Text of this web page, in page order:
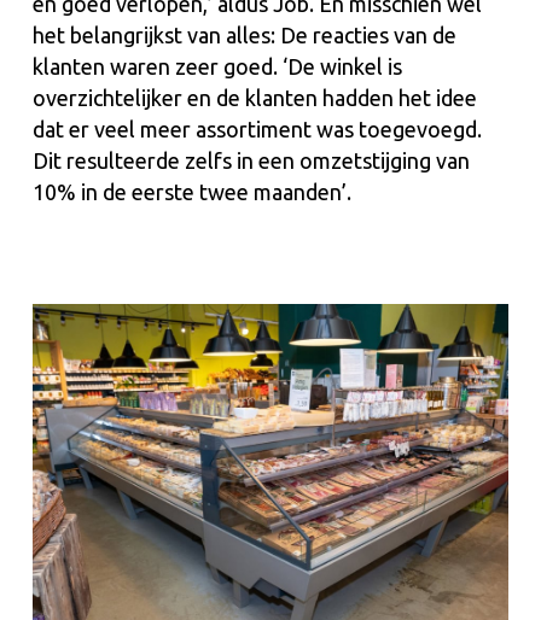
het belangrijkst van alles: De reacties van de
klanten waren zeer goed. ‘De winkel is
overzichtelijker en de klanten hadden het idee
dat er veel meer assortiment was toegevoegd.
Dit resulteerde zelfs in een omzetstijging van
10% in de eerste twee maanden’.